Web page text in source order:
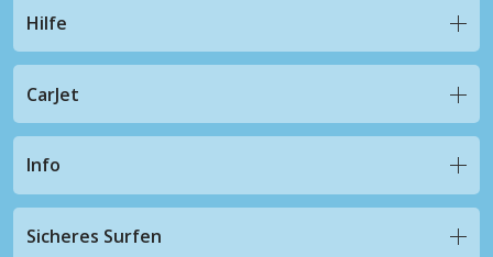
Hilfe
CarJet
Info
Sicheres Surfen